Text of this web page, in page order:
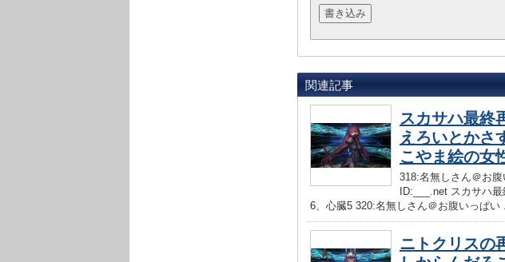
関連記事
スカサハ最終
えろいとかさ
こやま絵の女
318:名無しさん＠お
ID:___.net スカサハ
6、心臓5 320:名無しさん＠お腹いっぱい
ニトクリスの